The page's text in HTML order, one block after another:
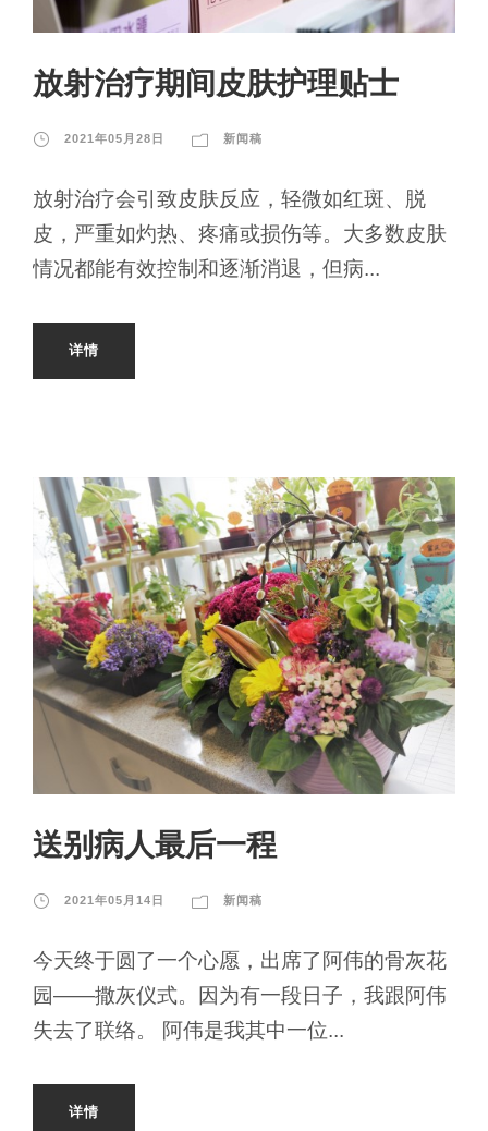
放射治疗期间皮肤护理贴士
2021年05月28日 新闻稿
放射治疗会引致皮肤反应，轻微如红斑、脱
皮，严重如灼热、疼痛或损伤等。大多数皮肤
情况都能有效控制和逐渐消退，但病...
详情
送别病人最后一程
2021年05月14日 新闻稿
今天终于圆了一个心愿，出席了阿伟的骨灰花
园——撒灰仪式。因为有一段日子，我跟阿伟
失去了联络。 阿伟是我其中一位...
详情